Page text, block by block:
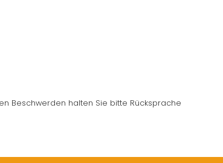
Beschwerden halten Sie bitte Rücksprache